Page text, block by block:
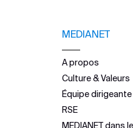
MEDIANET
A propos
Culture & Valeurs
Équipe dirigeante
RSE
MEDIANET dans